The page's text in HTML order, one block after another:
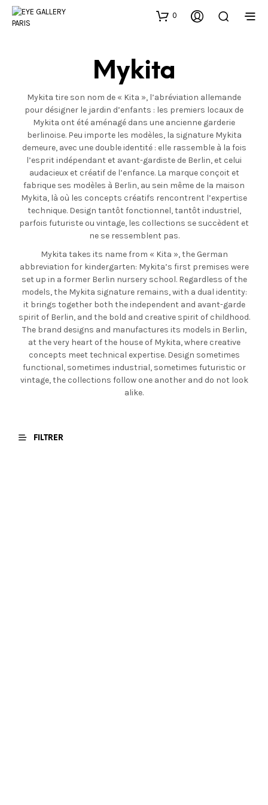
0
Mykita
Mykita tire son nom de « Kita », l’abréviation allemande
pour désigner le jardin d’enfants : les premiers locaux de
Mykita ont été aménagé dans une ancienne garderie
berlinoise. Peu importe les modèles, la signature Mykita
demeure, avec une double identité : elle rassemble à la fois
l’esprit indépendant et avant-gardiste de Berlin, et celui
audacieux et créatif de l’enfance. La marque conçoit et
fabrique ses modèles à Berlin, au sein même de la maison
Mykita, là où les concepts créatifs rencontrent l’expertise
technique. Design tantôt fonctionnel, tantôt industriel,
parfois futuriste ou vintage, les collections se succèdent et
ne se ressemblent pas.
Mykita takes its name from « Kita », the German
abbreviation for kindergarten: Mykita’s first premises were
set up in a former Berlin nursery school. Regardless of the
models, the Mykita signature remains, with a dual identity:
it brings together both the independent and avant-garde
spirit of Berlin, and the bold and creative spirit of childhood.
The brand designs and manufactures its models in Berlin,
at the very heart of the house of Mykita, where creative
concepts meet technical expertise. Design sometimes
functional, sometimes industrial, sometimes futuristic or
vintage, the collections follow one another and do not look
alike.
FILTRER